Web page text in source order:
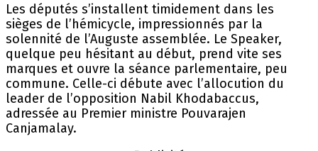
Les députés s’installent timidement dans les
sièges de l’hémicycle, impressionnés par la
solennité de l’Auguste assemblée. Le Speaker,
quelque peu hésitant au début, prend vite ses
marques et ouvre la séance parlementaire, peu
commune. Celle-ci débute avec l’allocution du
leader de l’opposition Nabil Khodabaccus,
adressée au Premier ministre Pouvarajen
Canjamalay.